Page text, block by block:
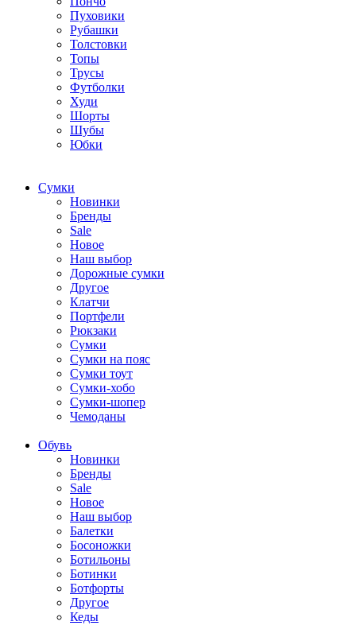
Пуховики
Рубашки
Толстовки
Топы
Трусы
Футболки
Худи
Шорты
Шубы
Юбки
Cумки
Новинки
Бренды
Sale
Новое
Наш выбор
Дорожные сумки
Другое
Клатчи
Портфели
Рюкзаки
Сумки
Сумки на пояс
Сумки тоут
Сумки-хобо
Сумки-шопер
Чемоданы
Обувь
Новинки
Бренды
Sale
Новое
Наш выбор
Балетки
Босоножки
Ботильоны
Ботинки
Ботфорты
Другое
Кеды